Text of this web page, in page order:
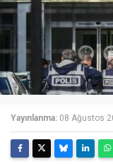
Yayınlanma: 08 Ağustos